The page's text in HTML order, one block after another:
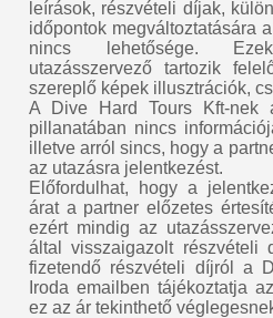
leírások, részvételi díjak,
időpontok megváltoztatására
nincs lehetősége.
utazásszervező tartozik
szereplő képek illusztrációk,
A Dive Hard Tours Kft-nek
pillanatában nincs
illetve arról sincs, hogy a
az utazásra jelentkezést.
Előfordulhat, hogy a
árat a partner előzetes
ezért mindig az
által visszaigazolt részvételi
fizetendő részvételi díjról a
Iroda emailben tájékoztatja
ez az ár tekinthető